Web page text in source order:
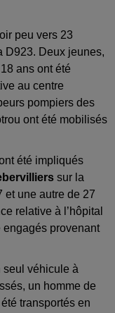
peu vers 23
D923. Deux jeunes,
ans ont été
au centre
pompiers des
ont été mobilisés
été impliqués
sur la
et une autre de 27
relative à l’hôpital
engagés provenant
seul véhicule à
un homme de
transportés en